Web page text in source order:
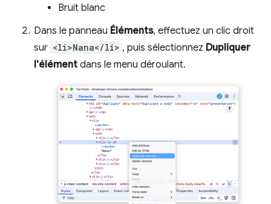
Bruit blanc
Dans le panneau Éléments, effectuez un clic droit
sur <li>Nana</li> , puis sélectionnez Dupliquer
l'élément dans le menu déroulant.